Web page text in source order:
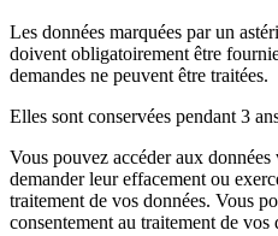
Les données marquées par un
doivent obligatoirement être
demandes ne peuvent être traitées.
Elles sont conservées pendant 3
Vous pouvez accéder aux
demander leur effacement ou
traitement de vos données. Vous
consentement au traitement de vos